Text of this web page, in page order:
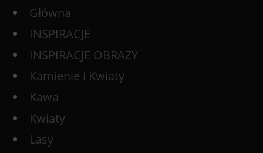
Główna
INSPIRACJE
INSPIRACJE OBRAZY
Kamienie i Kwiaty
Kawa
Kwiaty
Lasy